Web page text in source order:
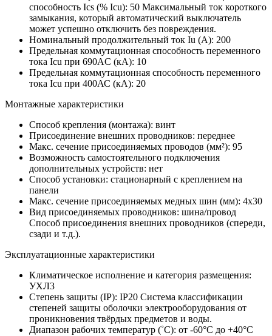
способность Ics (% Icu): 50 Максимальный ток короткого
замыкания, который автоматический выключатель
может успешно отключить без повреждения.
Номинальный продолжительный ток Iu (А): 200
Предельная коммутационная способность переменного
тока Icu при 690AC (кА): 10
Предельная коммутационная способность переменного
тока Icu при 400АС (кА): 20
Монтажные характеристики
Способ крепления (монтажа): винт
Присоединение внешних проводников: переднее
Макс. сечение присоединяемых проводов (мм²): 95
Возможность самостоятельного подключения
дополнительных устройств: нет
Способ установки: стационарный с креплением на
панели
Макс. сечение присоединяемых медных шин (мм): 4х30
Вид присоединяемых проводников: шина/провод
Способ присоединения внешних проводников (спереди,
сзади и т.д.).
Эксплуатационные характеристики
Климатическое исполнение и категория размещения:
УХЛ3
Степень защиты (IP): IP20 Система классификации
степеней защиты оболочки электрооборудования от
проникновения твёрдых предметов и воды.
Диапазон рабочих температур (˚С): от -60°С до +40°С